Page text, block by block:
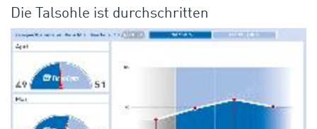
Die Talsohle ist durchschritten